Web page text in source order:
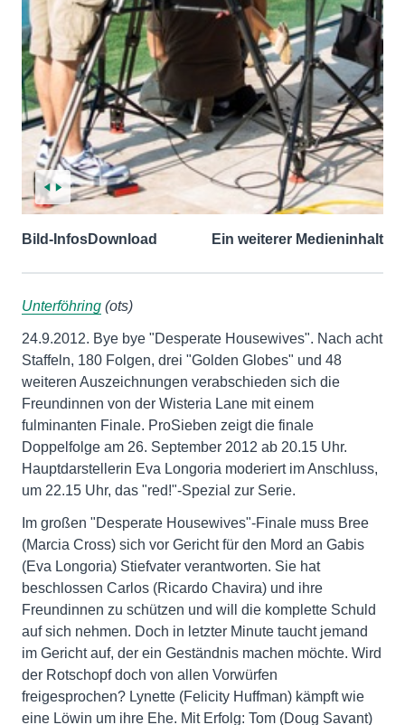
Bild-InfosDownload Ein weiterer Medieninhalt
Unterföhring (ots)
24.9.2012. Bye bye "Desperate Housewives". Nach acht
Staffeln, 180 Folgen, drei "Golden Globes" und 48
weiteren Auszeichnungen verabschieden sich die
Freundinnen von der Wisteria Lane mit einem
fulminanten Finale. ProSieben zeigt die finale
Doppelfolge am 26. September 2012 ab 20.15 Uhr.
Hauptdarstellerin Eva Longoria moderiert im Anschluss,
um 22.15 Uhr, das "red!"-Spezial zur Serie.
Im großen "Desperate Housewives"-Finale muss Bree
(Marcia Cross) sich vor Gericht für den Mord an Gabis
(Eva Longoria) Stiefvater verantworten. Sie hat
beschlossen Carlos (Ricardo Chavira) und ihre
Freundinnen zu schützen und will die komplette Schuld
auf sich nehmen. Doch in letzter Minute taucht jemand
im Gericht auf, der ein Geständnis machen möchte. Wird
der Rotschopf doch von allen Vorwürfen
freigesprochen? Lynette (Felicity Huffman) kämpft wie
eine Löwin um ihre Ehe. Mit Erfolg: Tom (Doug Savant)